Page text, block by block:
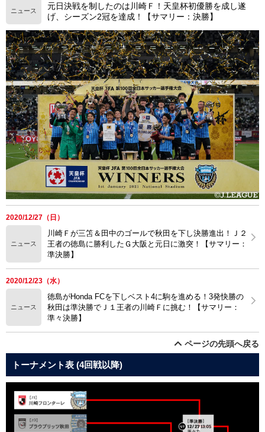
ニュース
元日決戦を制したのは川崎Ｆ！天皇杯初優勝を成し遂
げ、シーズン2冠を達成！【サマリー：決勝】
2020/12/27（日）
ニュース
川崎Ｆが三笘＆田中のゴールで秋田を下し決勝進出！Ｊ２
王者の徳島に勝利したＧ大阪と元日に激突！【サマリー：
準決勝】
2020/12/23（水）
ニュース
徳島がHonda FCを下しベスト4に駒を進める！3発快勝の
秋田は準決勝でＪ１王者の川崎Ｆに挑む！【サマリー：
準々決勝】
ページの先頭へ戻る
トーナメント表 (4回戦以降)